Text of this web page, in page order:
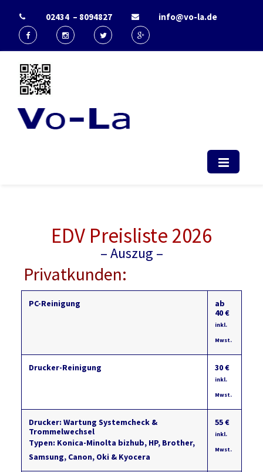
02434 – 8094827 info@vo-la.de
EDV Preisliste 2026
– Auszug –
Privatkunden:
PC-Reinigung
ab
40 €
inkl.
Mwst.
Drucker-Reinigung 30 €
inkl.
Mwst.
Drucker: Wartung Systemcheck &
Trommelwechsel
Typen: Konica-Minolta bizhub, HP, Brother,
Samsung, Canon, Oki & Kyocera
55 €
inkl.
Mwst.